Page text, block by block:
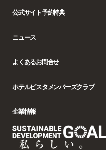
公式サイト予約特典
ニュース
よくあるお問合せ
ホテルビスタメンバーズクラブ
企業情報